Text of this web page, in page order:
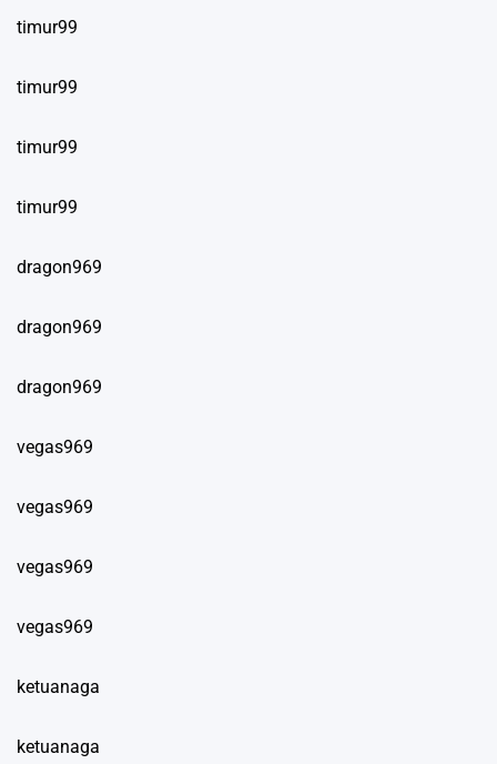
timur99
timur99
timur99
timur99
dragon969
dragon969
dragon969
vegas969
vegas969
vegas969
vegas969
ketuanaga
ketuanaga